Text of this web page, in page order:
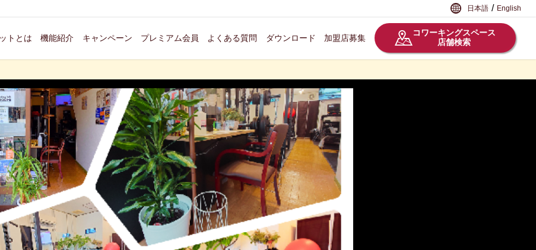
日本語 / English
トとは 機能紹介 キャンペーン プレミアム会員 よくある質問 ダウンロード 加盟店募集
コワーキングスペース
店舗検索